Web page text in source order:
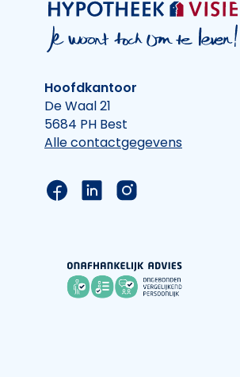
Hoofdkantoor
De Waal 21
5684 PH Best
Alle contactgegevens
Link naar de Facebook
Link naar de LinkedIn
Link naar de